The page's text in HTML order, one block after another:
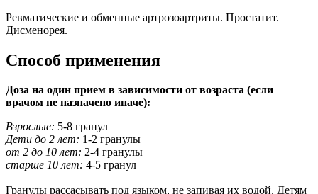
Ревматические и обменные артрозоартриты. Простатит.
Дисменорея.
Способ применения
Доза на один прием в зависимости от возраста (если
врачом не назначено иначе):
Взрослые: 5-8 гранул
Дети до 2 лет: 1-2 гранулы
от 2 до 10 лет: 2-4 гранулы
старше 10 лет: 4-5 гранул
Гранулы рассасывать под языком, не запивая их водой. Детям